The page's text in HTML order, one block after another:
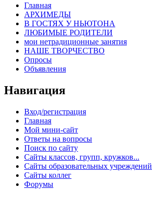
Главная
АРХИМЕДЫ
В ГОСТЯХ У НЬЮТОНА
ЛЮБИМЫЕ РОДИТЕЛИ
мои нетрадиционные занятия
НАШЕ ТВОРЧЕСТВО
Опросы
Объявления
Навигация
Вход/регистрация
Главная
Мой мини-сайт
Ответы на вопросы
Поиск по сайту
Сайты классов, групп, кружков...
Сайты образовательных учреждений
Сайты коллег
Форумы